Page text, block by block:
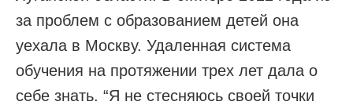
за проблем с образованием детей она
уехала в Москву. Удаленная система
обучения на протяжении трех лет дала о
себе знать. “Я не стесняюсь своей точки